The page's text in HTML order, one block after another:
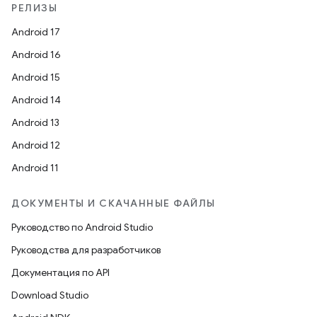
РЕЛИЗЫ
Android 17
Android 16
Android 15
Android 14
Android 13
Android 12
Android 11
ДОКУМЕНТЫ И СКАЧАННЫЕ ФАЙЛЫ
Руководство по Android Studio
Руководства для разработчиков
Документация по API
Download Studio